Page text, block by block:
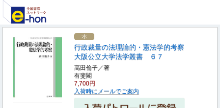
行政裁量の法理論的・憲法学的考察
大阪公立大学法学叢書 ６７
高田倫子／著
有斐閣
7,700円
入荷時にメールでご案内